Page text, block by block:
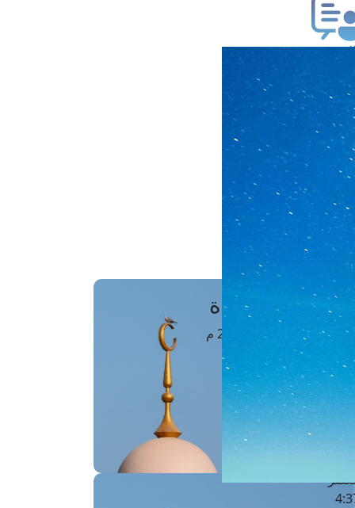
فتوى
عن فتوى
الهاتفية
الصَّـــلاة
· 08 أغسطس 2026 م